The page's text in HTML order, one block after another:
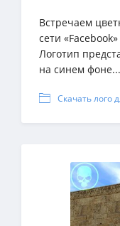
Встречаем
сети
Логотип
на синем
Скачать лого